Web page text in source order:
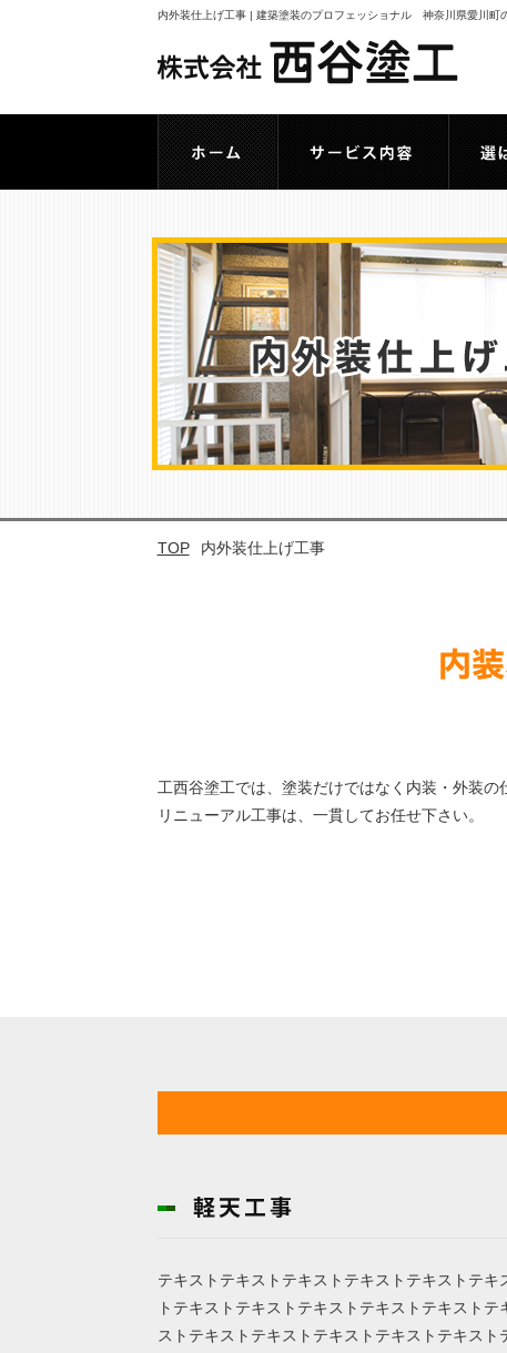
内外装仕上げ工事 | 建築塗装のプロフェッショナル 神奈川県愛川町
TOP 内外装仕上げ工事
工西谷塗工では、塗装だけではなく内装・外装の
リニューアル工事は、一貫してお任せ下さい。
テキストテキストテキストテキストテキストテ
トテキストテキストテキストテキストテキスト
ストテキストテキストテキストテキストテキス